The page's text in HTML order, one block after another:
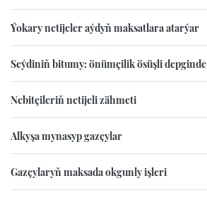
Ýokary netijeler aýdyň maksatlara atarýar
Seýdiniň bitumy: önümçilik ösüşli depginde
Nebitçileriň netijeli zähmeti
Alkyşa mynasyp gazçylar
Gazçylaryň maksada okgunly işleri